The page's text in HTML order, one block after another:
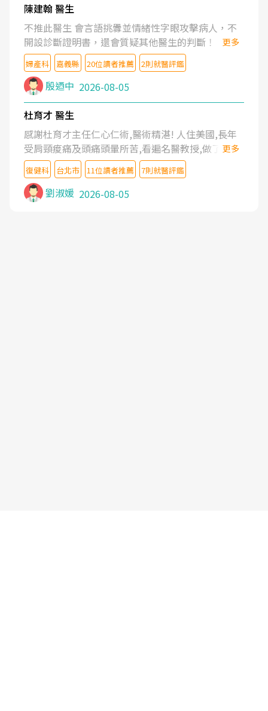
陳建翰 醫生
不推此醫生 會言語挑釁並情緒性字眼攻擊病人，不
開設診斷證明書，還會質疑其他醫生的判斷！
更多
婦產科 嘉義縣 20位讀者推薦 2則就醫評鑑
殷迺中 2026-08-05
杜育才 醫生
感謝杜育才主任仁心仁術,醫術精湛! 人住美國,長年
受肩頸痠痛及頭痛頭暈所苦,看遍名醫教授,做了各種
檢查,也嘗試過西醫打針,中醫針灸及物理徒手治療都
沒有用,後來連吃到嗎啡類止痛藥都效果有限,只是壓
症狀,沒多久就痛起來,多年失眠嚴重影響生活品質.
台灣親友介紹忠孝醫院杜育才主任是頸頭症候群專
更多
復健科 台北市 11位讀者推薦 7則就醫評鑑
劉淑媛 2026-08-05